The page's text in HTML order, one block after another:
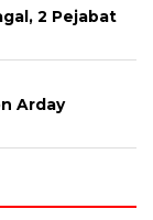
2 Pejabat
Arday